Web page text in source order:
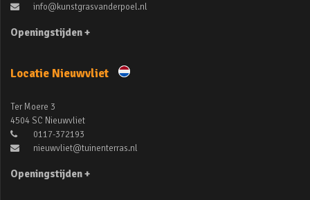
info@kunstgrasvanderpoel.nl
Openingstijden +
Locatie Nieuwvliet
Ter Moere 3
4504 SC Nieuwvliet
0117-372193
nieuwvliet@tuinenterras.nl
Openingstijden +